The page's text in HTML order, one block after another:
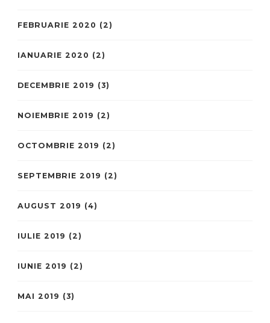
FEBRUARIE 2020 (2)
IANUARIE 2020 (2)
DECEMBRIE 2019 (3)
NOIEMBRIE 2019 (2)
OCTOMBRIE 2019 (2)
SEPTEMBRIE 2019 (2)
AUGUST 2019 (4)
IULIE 2019 (2)
IUNIE 2019 (2)
MAI 2019 (3)